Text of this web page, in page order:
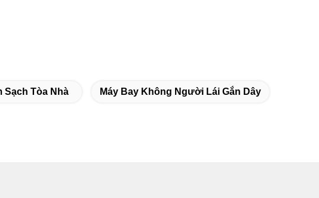
Sạch Tòa Nhà Máy Bay Không Người Lái Gắn Dây